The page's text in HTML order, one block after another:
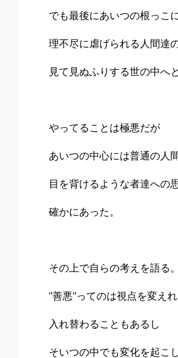
でも最後にあいつの根っこ
理不尽に虐げられる人間達
見て見ぬふりする世の中へ
やってることは極悪だが
あいつの中心には普通の人
目を背けるような者達への
確かにあった。
その上で自らの考えを語る。
”善悪”ってのは視点を変え
入れ替わることもあるし
そいつの中でも変化を起こ